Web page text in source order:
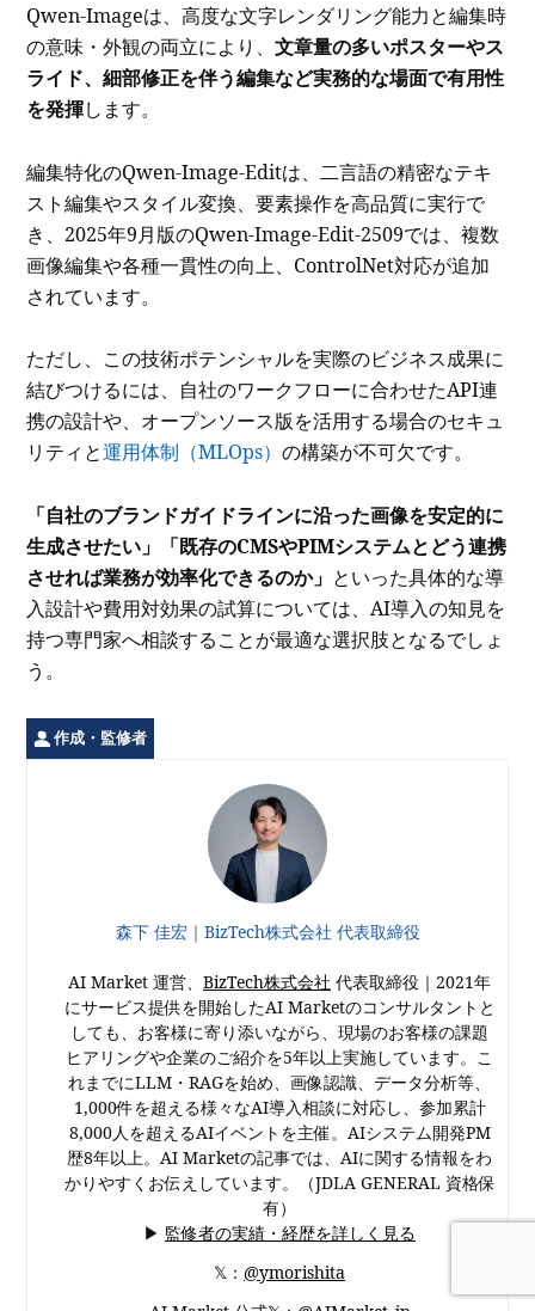
Qwen-Imageは、高度な文字レンダリング能力と編集時
の意味・外観の両立により、文章量の多いポスターやス
ライド、細部修正を伴う編集など実務的な場面で有用性
を発揮します。
編集特化のQwen-Image-Editは、二言語の精密なテキ
スト編集やスタイル変換、要素操作を高品質に実行で
き、2025年9月版のQwen-Image-Edit-2509では、複数
画像編集や各種一貫性の向上、ControlNet対応が追加
されています。
ただし、この技術ポテンシャルを実際のビジネス成果に
結びつけるには、自社のワークフローに合わせたAPI連
携の設計や、オープンソース版を活用する場合のセキュ
リティと運用体制（MLOps）の構築が不可欠です。
「自社のブランドガイドラインに沿った画像を安定的に
生成させたい」「既存のCMSやPIMシステムとどう連携
させれば業務が効率化できるのか」 といった具体的な導
入設計や費用対効果の試算については、AI導入の知見を
持つ専門家へ相談することが最適な選択肢となるでしょ
う。
作成・監修者
森下 佳宏｜BizTech株式会社 代表取締役
AI Market 運営、 BizTech株式会社 代表取締役｜2021年
にサービス提供を開始したAI Marketのコンサルタントと
しても、お客様に寄り添いながら、現場のお客様の課題
ヒアリングや企業のご紹介を5年以上実施しています。こ
れまでにLLM・RAGを始め、画像認識、データ分析等、
1,000件を超える様々なAI導入相談に対応し、参加累計
8,000人を超えるAIイベントを主催。AIシステム開発PM
歴8年以上。AI Marketの記事では、AIに関する情報をわ
かりやすくお伝えしています。（JDLA GENERAL 資格保
有）
▶ 監修者の実績・経歴を詳しく見る
𝕏： @ymorishita